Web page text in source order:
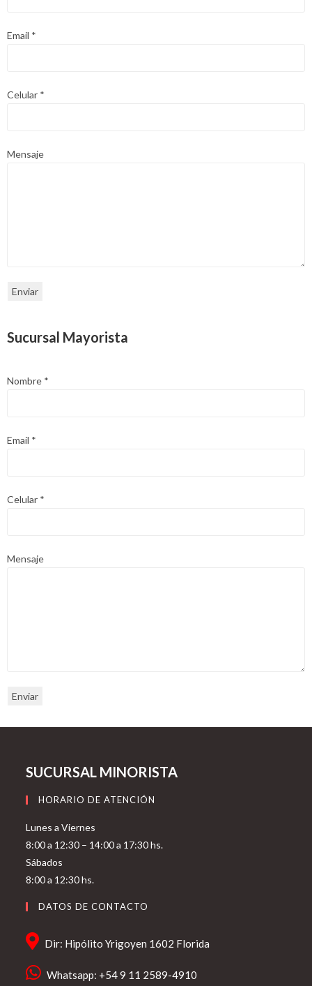
Email *
Celular *
Mensaje
Enviar
Sucursal Mayorista
Nombre *
Email *
Celular *
Mensaje
Enviar
SUCURSAL MINORISTA
HORARIO DE ATENCIÓN
Lunes a Viernes
8:00 a 12:30 – 14:00 a 17:30 hs.
Sábados
8:00 a 12:30 hs.
DATOS DE CONTACTO
Dir: Hipólito Yrigoyen 1602 Florida
Whatsapp: +54 9 11 2589-4910